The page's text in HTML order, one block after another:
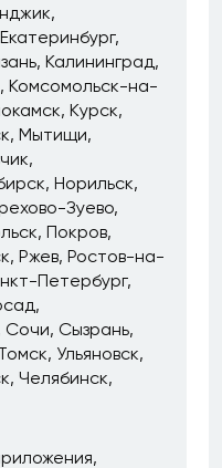
Екатеринбург
Калининград
Комсомольск-на-
Курск
Мытищи
Норильск
Зуево
Покров
Ржев Ростов-на-
Петербург
Сочи Сызрань
Ульяновск
Челябинск